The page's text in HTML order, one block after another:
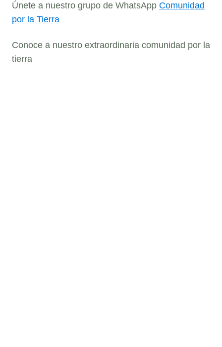
Únete a nuestro grupo de WhatsApp Comunidad
por la Tierra
Conoce a nuestro extraordinaria comunidad por la
tierra